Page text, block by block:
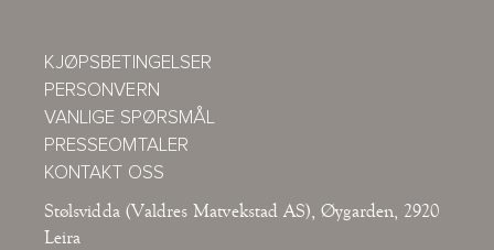
KJØPSBETINGELSER
PERSONVERN
VANLIGE SPØRSMÅL
PRESSEOMTALER
KONTAKT OSS
Stølsvidda (Valdres Matvekstad AS), Øygarden, 2920
Leira